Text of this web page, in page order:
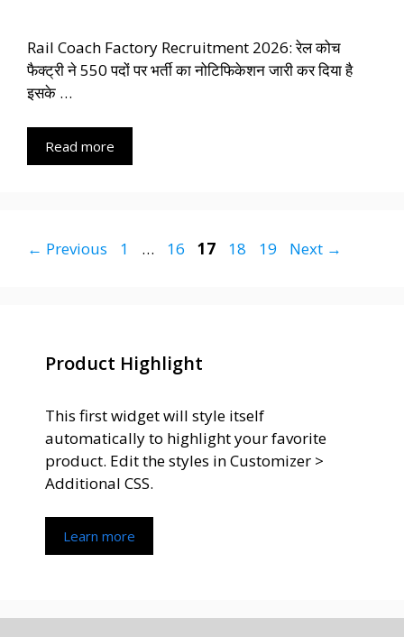
Rail Coach Factory Recruitment 2026: रेल कोच
फैक्ट्री ने 550 पदों पर भर्ती का नोटिफिकेशन जारी कर दिया है
इसके …
Read more
← Previous Page
1 … Page
16 Page
17 Page
18 Page
19 Next →
Product Highlight
This first widget will style itself
automatically to highlight your favorite
product. Edit the styles in Customizer >
Additional CSS.
Learn more